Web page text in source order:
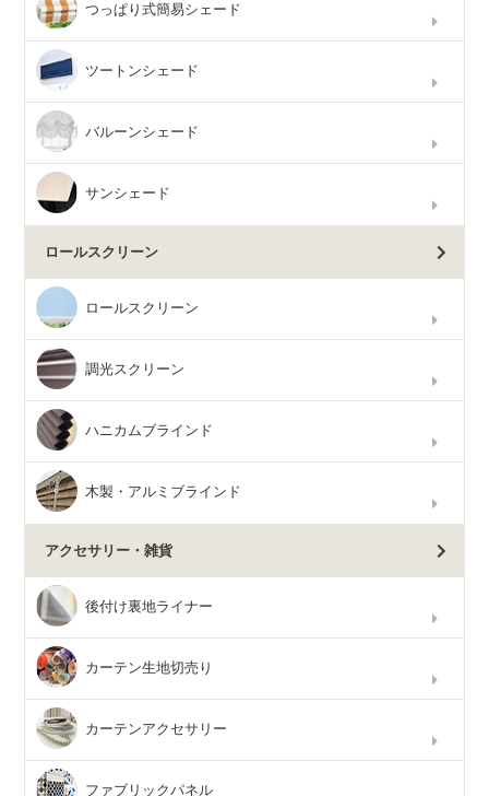
つっぱり式簡易シェード
ツートンシェード
バルーンシェード
サンシェード
ロールスクリーン
ロールスクリーン
調光スクリーン
ハニカムブラインド
木製・アルミブラインド
アクセサリー・雑貨
後付け裏地ライナー
カーテン生地切売り
カーテンアクセサリー
ファブリックパネル